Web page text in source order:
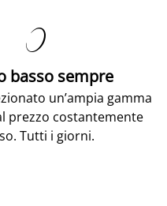

basso sempre
un’ampia gamma
prezzo costantemente
Tutti i giorni.